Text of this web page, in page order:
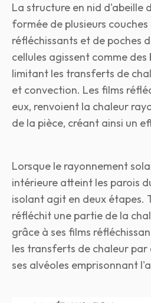
La structure en nid d'abeille
formée de plusieurs couches
réfléchissants et de poches
cellules agissent comme
limitant les transferts de
et convection. Les films
eux, renvoient la chaleur
de la pièce, créant ainsi un
Lorsque le rayonnement
intérieure atteint les parois
isolant agit en deux étapes.
réfléchit une partie de la
grâce à ses films
les transferts de chaleur
ses alvéoles emprisonnant